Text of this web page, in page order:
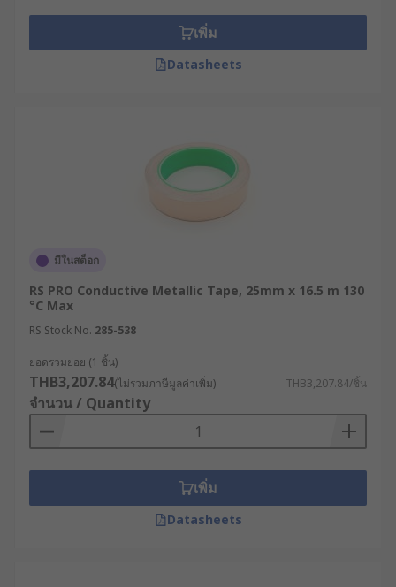
สายไฟแรงดันสูงจะเกิดการชำรุดหรือกระแสไฟ
เทปอลูมิเนียม (Aluminium Tape)
เยี่ยม นิยมใช้งานอย่างแพร่หลายในอุตสาหกรรม
ไฟฟ้า งานก่อสร้าง และระบบ HVAC โดยเฉพาะ
การซีลตะเข็บท่อลม รอยต่อ และจุดเชื่อมต่อท่อ
ยืดหยุ่นเข้ารูปกับพื้นผิวได้ดีเยี่ยม ทนทานต่อ
มักใช้ในงานเฉพาะทาง เช่น การกัดขึ้นรูปด้วย
สารเคมี และการพรางชิ้นงานในกระบวนการชุบ
การพิจารณาเลือกใช้งานเทป
โลหะให้เหมาะสมกับหน้างาน
ควรประเมินปัจจัยสำคัญก่อนตัดสินใจเลือกชนิดของ
เทปโลหะ ดังนี้
เพิ่ม
Datasheets
มีในสต็อก
RS PRO Conductive Metallic Tape, 25mm x 16.5 m 130
°C Max
RS Stock No. 285-538
ยอดรวมย่อย (1 ชิ้น)
THB3,207.84(ไม่รวมภาษีมูลค่าเพิ่ม) THB3,207.84/ชิ้น
จำนวน / Quantity
เพิ่ม
Datasheets